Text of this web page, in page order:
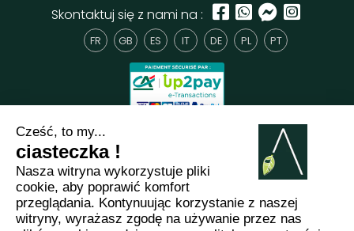
Skontaktuj się z nami na :
FR GB ES IT DE PL PT
Arabesk |NOTA
PRAWNA